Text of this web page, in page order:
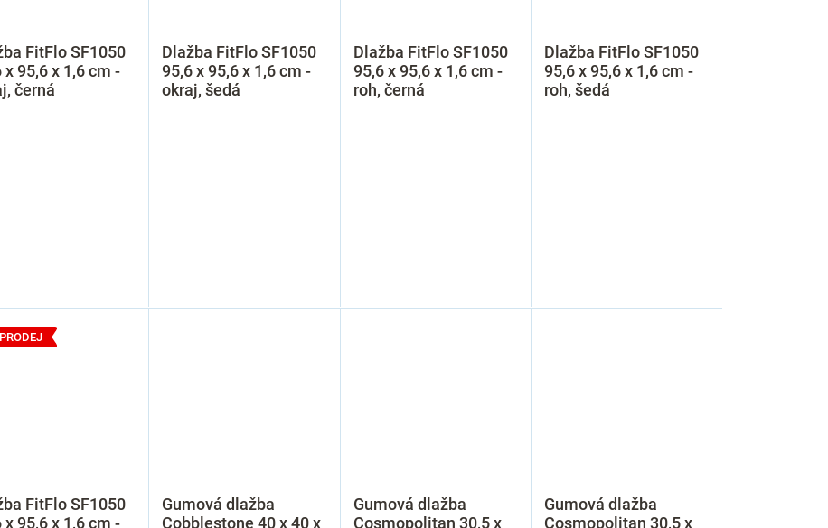
FitFlo SF1050
x 95,6 x 1,6 cm -
černá
Dlažba FitFlo SF1050
95,6 x 95,6 x 1,6 cm -
okraj, šedá
Dlažba FitFlo SF1050
95,6 x 95,6 x 1,6 cm -
roh, černá
Dlažba FitFlo SF1050
95,6 x 95,6 x 1,6 cm -
roh, šedá
FitFlo SF1050
x 95,6 x 1,6 cm -
Gumová dlažba
Cobblestone 40 x 40 x
Gumová dlažba
Cosmopolitan 30,5 x
Gumová dlažba
Cosmopolitan 30,5 x